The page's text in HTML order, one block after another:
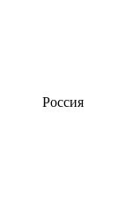
Россия